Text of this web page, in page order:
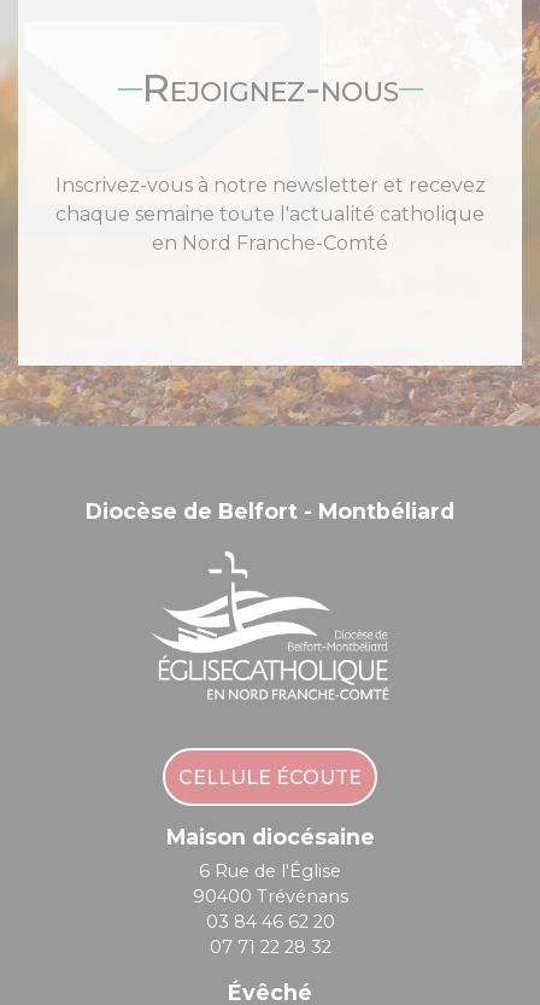
Rejoignez-nous
Inscrivez-vous à notre newsletter et recevez
chaque semaine toute l'actualité catholique
en Nord Franche-Comté
Diocèse de Belfort - Montbéliard
CELLULE ÉCOUTE
Maison diocésaine
6 Rue de l'Église
90400 Trévénans
03 84 46 62 20
07 71 22 28 32
Évêché